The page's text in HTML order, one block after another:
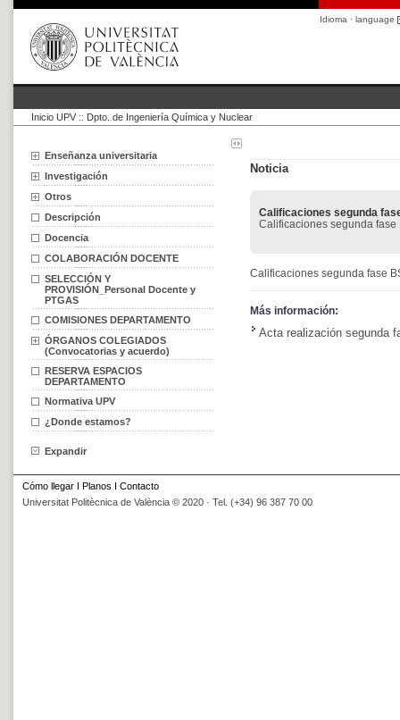
Idioma · language
Inicio UPV :: Dpto. de Ingeniería Química y Nuclear
Enseñanza universitaria
Investigación
Otros
Descripción
Docencia
COLABORACIÓN DOCENTE
SELECCIÓN Y
PROVISIÓN_Personal Docente y
PTGAS
COMISIONES DEPARTAMENTO
ÓRGANOS COLEGIADOS
(Convocatorias y acuerdo)
RESERVA ESPACIOS
DEPARTAMENTO
Normativa UPV
¿Donde estamos?
Expandir
Noticia
Calificaciones segunda
Calificaciones segunda fase
Calificaciones segunda fase
Más información:
Acta realización segunda
Cómo llegar I Planos I Contacto
Universitat Politècnica de València © 2020 · Tel. (+34) 96 387 70 00